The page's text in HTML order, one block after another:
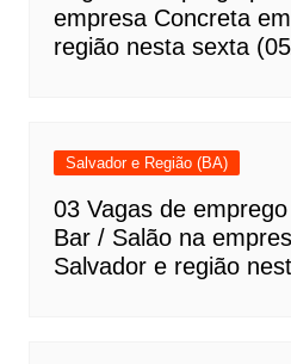
empresa Concreta
região nesta sexta
Salvador e Região (BA)
03 Vagas de
Bar / Salão na
Salvador e região